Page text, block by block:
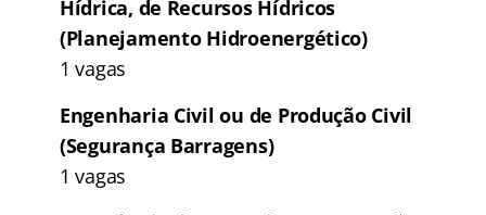
Hídrica, de Recursos Hídricos
(Planejamento Hidroenergético)
1 vagas
Engenharia Civil ou de Produção Civil
(Segurança Barragens)
1 vagas